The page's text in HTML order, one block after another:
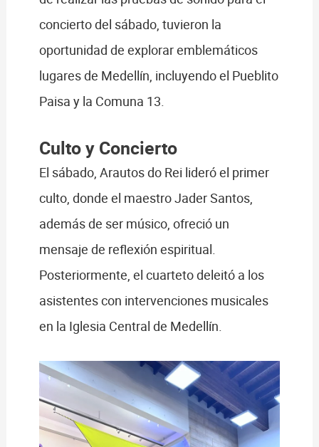
concierto del sábado, tuvieron la
oportunidad de explorar emblemáticos
lugares de Medellín, incluyendo el Pueblito
Paisa y la Comuna 13.
Culto y Concierto
El sábado, Arautos do Rei lideró el primer
culto, donde el maestro Jader Santos,
además de ser músico, ofreció un
mensaje de reflexión espiritual.
Posteriormente, el cuarteto deleitó a los
asistentes con intervenciones musicales
en la Iglesia Central de Medellín.